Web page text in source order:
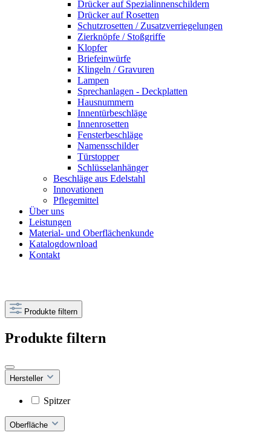
Drücker auf Spezialinnenschildern
Drücker auf Rosetten
Schutzrosetten / Zusatzverriegelungen
Zierknöpfe / Stoßgriffe
Klopfer
Briefeinwürfe
Klingeln / Gravuren
Lampen
Sprechanlagen - Deckplatten
Hausnummern
Innentürbeschläge
Innenrosetten
Fensterbeschläge
Namensschilder
Türstopper
Schlüsselanhänger
Beschläge aus Edelstahl
Innovationen
Pflegemittel
Über uns
Leistungen
Material- und Oberflächenkunde
Katalogdownload
Kontakt
Produkte filtern
Produkte filtern
Hersteller
Spitzer
Oberfläche